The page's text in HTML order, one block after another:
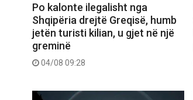
Po kalonte ilegalisht nga
Shqipëria drejtë Greqisë, humb
jetën turisti kilian, u gjet në një
greminë
04/08 09:28